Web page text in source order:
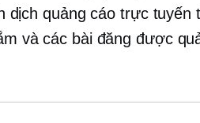
dịch quảng cáo trực tuyến
và các bài đăng được